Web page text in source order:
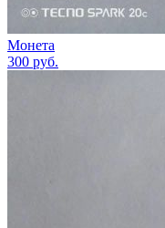
Монета
300 руб.